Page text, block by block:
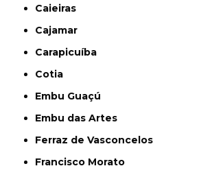
Caieiras
Cajamar
Carapicuíba
Cotia
Embu Guaçú
Embu das Artes
Ferraz de Vasconcelos
Francisco Morato